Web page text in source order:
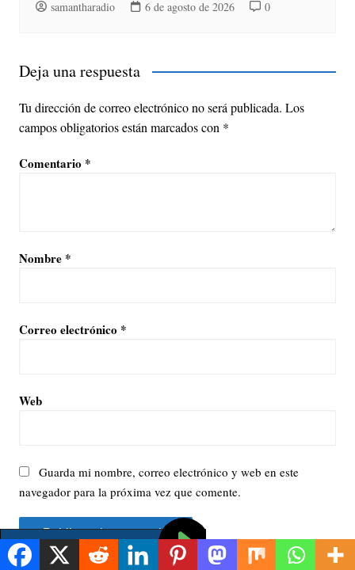
samantharadio 6 de agosto de 2026 0
Deja una respuesta
Tu dirección de correo electrónico no será publicada. Los
campos obligatorios están marcados con *
Comentario *
Nombre *
Correo electrónico *
Web
Guarda mi nombre, correo electrónico y web en este
navegador para la próxima vez que comente.